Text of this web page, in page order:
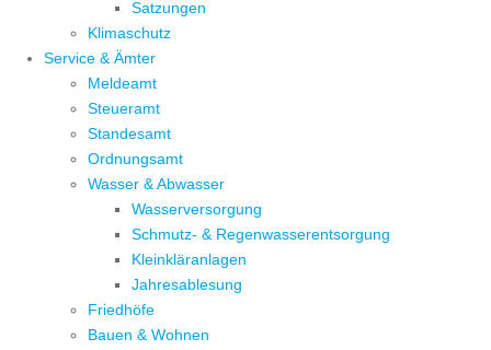
Satzungen
Klimaschutz
Service & Ämter
Meldeamt
Steueramt
Standesamt
Ordnungsamt
Wasser & Abwasser
Wasserversorgung
Schmutz- & Regenwasserentsorgung
Kleinkläranlagen
Jahresablesung
Friedhöfe
Bauen & Wohnen